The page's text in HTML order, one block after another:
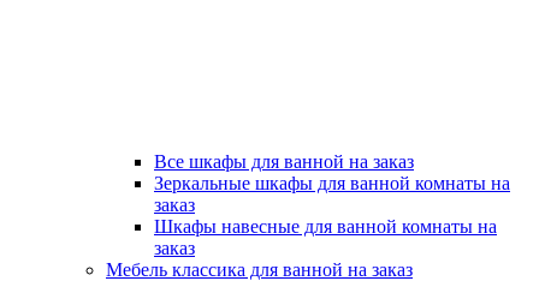
Все шкафы для ванной на заказ
Зеркальные шкафы для ванной комнаты на
заказ
Шкафы навесные для ванной комнаты на
заказ
Мебель классика для ванной на заказ